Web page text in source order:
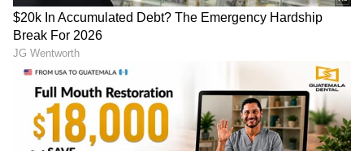
Image Credit :Getty
ಫ್ಯಾಮಿಲಿ ಪ್ಲಾನಿಂಗ್ ಮತ್ತು ಪ್ರೆಗ್ನೆನ್ಸಿ ಕುರಿತು
ಮದುವೆಯಾದ ಸ್ವಲ್ಪ ಸಮಯದ ನಂತರ, ಕುಟುಂಬ ಸದಸ್ಯರು
ಮದು ಯಾವಾಗ ಎಂದು ಕೇಳಲು ಶುರು ಮಾಡುತ್ತಾರೆ. ಇಂತಹ
ಸಂದರ್ಭದಲ್ಲಿ ಹುಡುಗಿಯರು ನಿಖರವಾದ ಮಾಹಿತಿಗಾಗಿ